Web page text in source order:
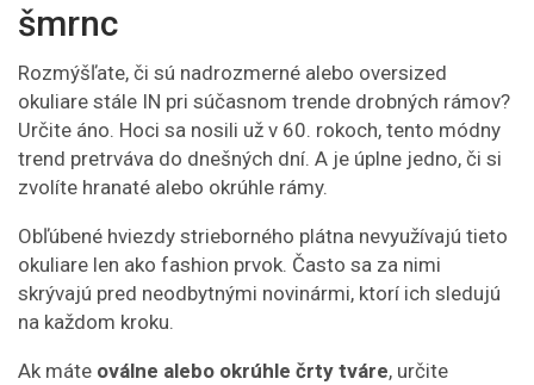
šmrnc
Rozmýšľate, či sú nadrozmerné alebo oversized
okuliare stále IN pri súčasnom trende drobných rámov?
Určite áno. Hoci sa nosili už v 60. rokoch, tento módny
trend pretrváva do dnešných dní. A je úplne jedno, či si
zvolíte hranaté alebo okrúhle rámy.
Obľúbené hviezdy strieborného plátna nevyužívajú tieto
okuliare len ako fashion prvok. Často sa za nimi
skrývajú pred neodbytnými novinármi, ktorí ich sledujú
na každom kroku.
Ak máte oválne alebo okrúhle črty tváre, určite